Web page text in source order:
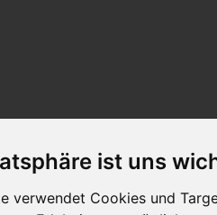
ist uns
verwendet Cookies und